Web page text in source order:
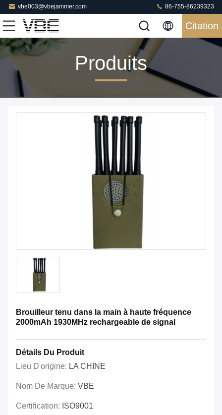
vbe003@vbejammer.com 86-755-86239323
Citation
Produits
Brouilleur tenu dans la main à haute fréquence
2000mAh 1930MHz rechargeable de signal
Détails Du Produit
Lieu D'origine: LA CHINE
Nom De Marque: VBE
Certification: ISO9001